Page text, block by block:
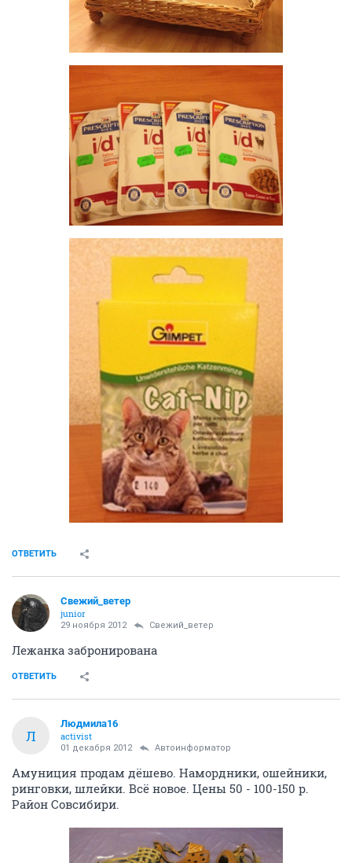
ОТВЕТИТЬ
Свежий_ветер
junior
29 ноября 2012 Свежий_ветер
Лежанка забронирована
ОТВЕТИТЬ
Л
Людмила16
activist
01 декабря 2012 Автоинформатор
Амуниция продам дёшево. Намордники, ошейники,
ринговки, шлейки. Всё новое. Цены 50 - 100-150 р.
Район Совсибири.